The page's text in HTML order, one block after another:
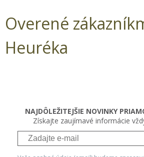
Overené
Heuréka
NAJDÔLEŽITEJŠIE NOVINKY
Získajte zaujímavé informácie